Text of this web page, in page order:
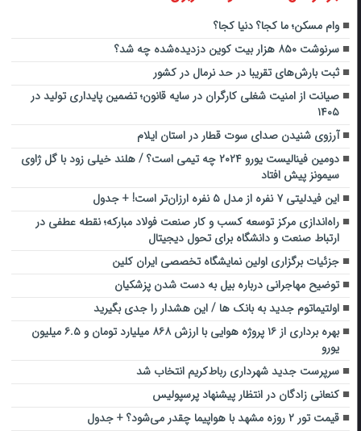
وام مسکن؛ ما کجا؟ دنیا کجا؟
سرنوشت ۸۵۰ هزار بیت کوین دزدیده‌شده چه شد؟
ثبت بارش‌های تقریبا در حد نرمال در کشور
صیانت از امنیت شغلی کارگران در سایه قانون؛ تضمین پایداری تولید در
۱۴۰۵
آرزوی شنیدن صدای سوت قطار در استان ایلام
دومین فینالیست یورو ۲۰۲۴ چه تیمی است؟ / هلند خیلی زود با گل ژاوی
سیمونز پیش افتاد
این فیدلیتی ۷ نفره از مدل ۵ نفره ارزان‌تر است! + جدول
راه‌اندازی مرکز توسعه کسب و کار صنعت فولاد مبارکه؛ نقطه عطفی در
ارتباط صنعت و دانشگاه برای تحول دیجیتال
جزئیات برگزاری اولین نمایشگاه تخصصی ایران کلین
توضیح مهاجرانی درباره بیل به دست شدن پزشکیان
اولتیماتوم جدید به بانک ها / این هشدار را جدی بگیرید
بهره برداری از ۱۶ پروژه هوایی با ارزش ۸۶۸ میلیارد تومان و ۶.۵ میلیون
یورو
سرپرست جدید شهرداری رباط‌کریم انتخاب شد
کنعانی زادگان در انتظار پیشنهاد پرسپولیس
قیمت تور ۲ روزه مشهد با هواپیما چقدر می‌شود؟ + جدول